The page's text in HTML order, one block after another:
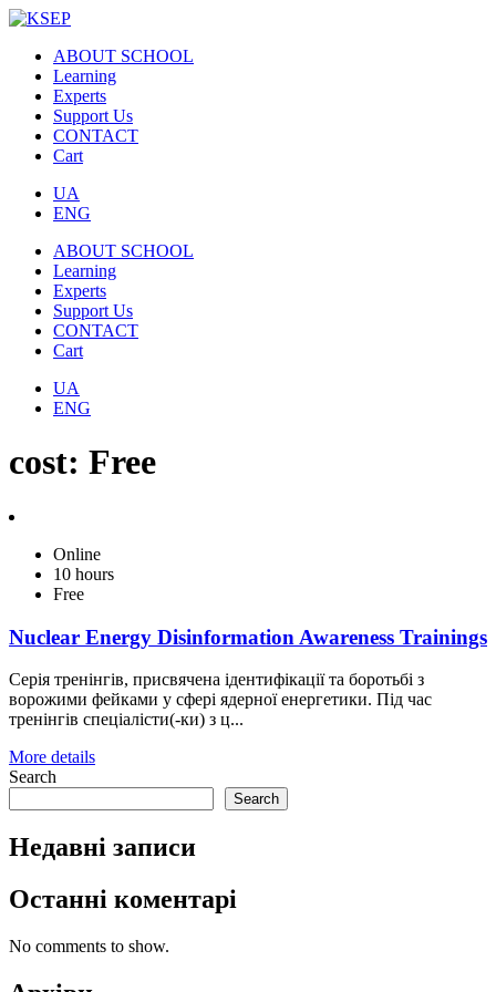
ABOUT SCHOOL
Learning
Experts
Support Us
CONTACT
Cart
UA
ENG
ABOUT SCHOOL
Learning
Experts
Support Us
CONTACT
Cart
UA
ENG
cost: Free
Online
10 hours
Free
Nuclear Energy Disinformation Awareness Trainings
Серія тренінгів, присвячена ідентифікації та боротьбі з
ворожими фейками у сфері ядерної енергетики. Під час
тренінгів спеціалісти(-ки) з ц...
More details
Search
Search
Недавні записи
Останні коментарі
No comments to show.